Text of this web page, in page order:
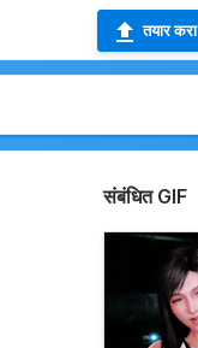
तयार करा
संबंधित GIF